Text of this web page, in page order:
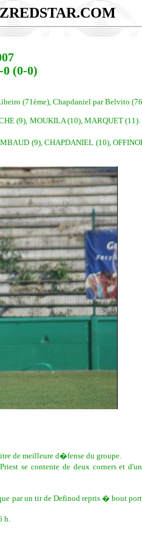
(0-0)
(71ème), Chapdaniel par Belvito
(9), MOUKILA (10), MARQUET
(9), CHAPDANIEL (10),
de meilleure d�fense du groupe.
se contente de deux corners et
par un tir de Definod repris � bout
h.